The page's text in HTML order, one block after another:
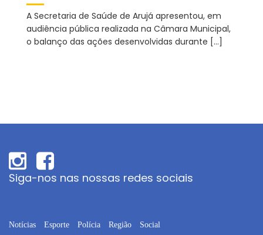
A Secretaria de Saúde de Arujá apresentou, em
audiência pública realizada na Câmara Municipal,
o balanço das ações desenvolvidas durante […]
Siga-nos nas nossas redes sociais
Notícias Esporte Polícia Região Social